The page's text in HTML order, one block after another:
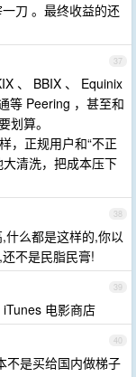
刀 。最终收益的还
37
、 BBIX 、 Equinix
等 Peering ，甚至和
算。
，正规用户和“不正
清洗，把成本压下
38
什么都是这样的,你以
不是民脂民膏!
39
电影商店
40
不是买给国内做梯子